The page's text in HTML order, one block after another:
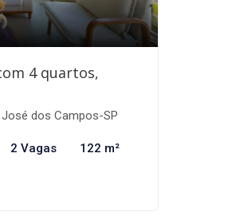
4 quartos,
dos Campos-SP
2 Vagas 122 m²